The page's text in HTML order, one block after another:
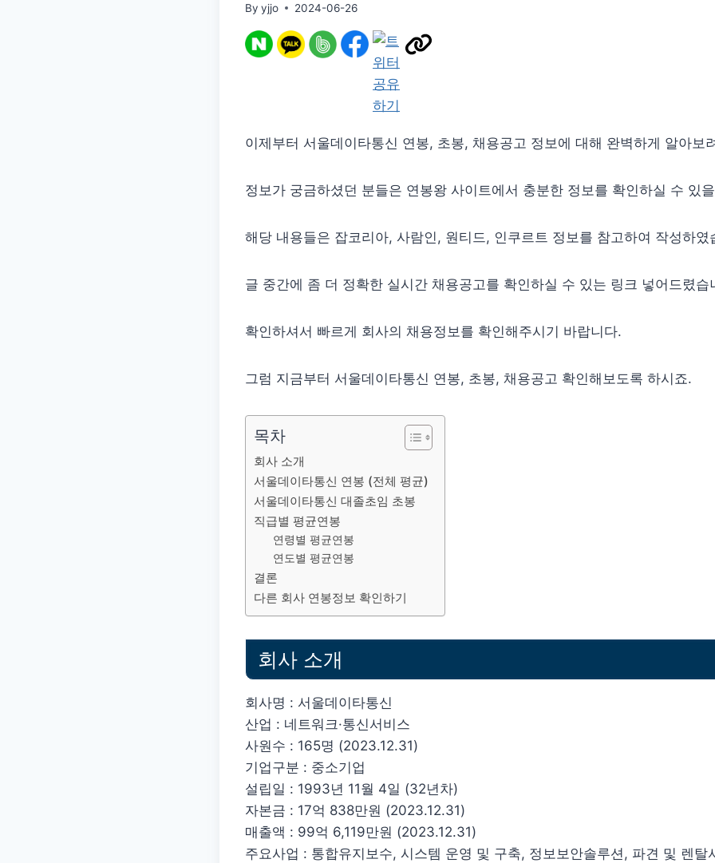
By yjjo 2024-06-26
이제부터 서울데이타통신 연봉, 초봉, 채용공고 정보에 대해 완벽하게 알아보
정보가 궁금하셨던 분들은 연봉왕 사이트에서 충분한 정보를 확인하실 수 있
해당 내용들은 잡코리아, 사람인, 원티드, 인쿠르트 정보를 참고하여 작성하였
글 중간에 좀 더 정확한 실시간 채용공고를 확인하실 수 있는 링크 넣어드렸습
확인하셔서 빠르게 회사의 채용정보를 확인해주시기 바랍니다.
그럼 지금부터 서울데이타통신 연봉, 초봉, 채용공고 확인해보도록 하시죠.
목차
회사 소개
서울데이타통신 연봉 (전체 평균)
서울데이타통신 대졸초임 초봉
직급별 평균연봉
연령별 평균연봉
연도별 평균연봉
결론
다른 회사 연봉정보 확인하기
회사 소개
회사명 : 서울데이타통신
산업 : 네트워크·통신서비스
사원수 : 165명 (2023.12.31)
기업구분 : 중소기업
설립일 : 1993년 11월 4일 (32년차)
자본금 : 17억 838만원 (2023.12.31)
매출액 : 99억 6,119만원 (2023.12.31)
주요사업 : 통합유지보수, 시스템 운영 및 구축, 정보보안솔루션, 파견 및 렌탈